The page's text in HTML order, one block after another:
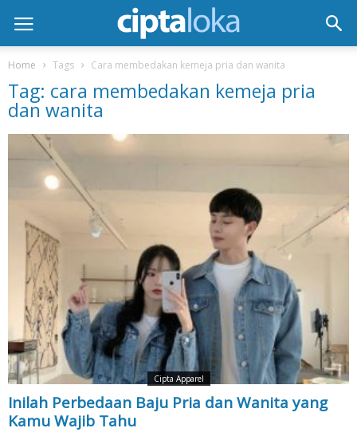
Home Tags Cara membedakan kemeja pria dan wanita
Tag: cara membedakan kemeja pria
dan wanita
Cipta Apparel
Inilah Perbedaan Baju Pria dan Wanita yang
Kamu Wajib Tahu